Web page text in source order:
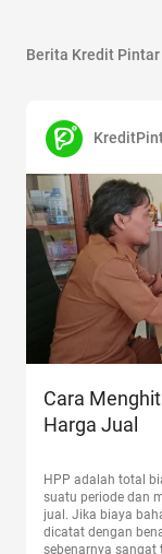
Berita Kredit Pintar
Cara
Harga Jual
HPP adalah total
suatu periode dan
jual. Jika biaya
dicatat dengan
sebenarnya sangat